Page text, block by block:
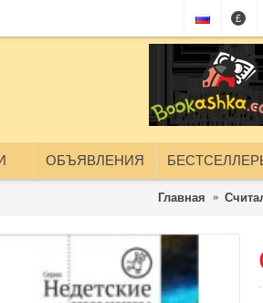
£
ОБЪЯВЛЕНИЯ
Главная